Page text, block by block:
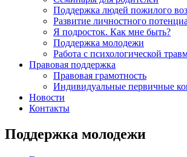
Поддержка людей пожилого
Развитие личностного
Я подросток. Как мне быть?
Поддержка молодежи
Работа с психологической
Правовая поддержка
Правовая грамотность
Индивидуальные первичные
Новости
Контакты
Поддержка молодежи